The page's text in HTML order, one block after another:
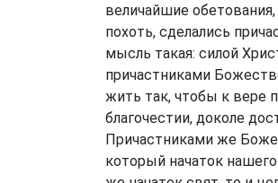
величайшие
похоть, сделались
мысль такая: силой
причастниками
жить так, чтобы к вере
благочестии, доколе
Причастниками же
который начаток